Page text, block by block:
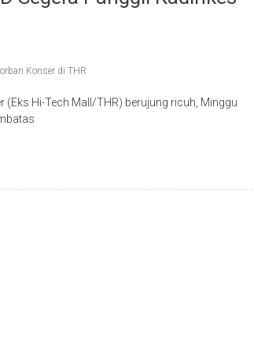
Konser di THR
(Eks Hi-Tech Mall/THR) berujung ricuh, Minggu